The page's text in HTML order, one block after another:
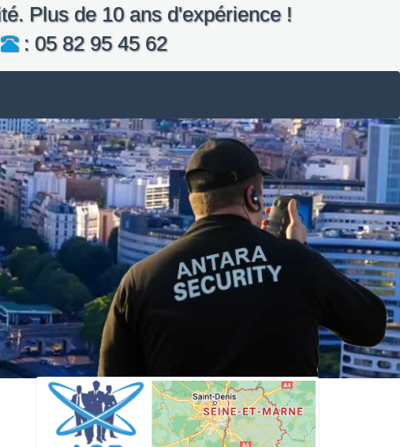
Plus de 10 ans d'expérience !
: 05 82 95 45 62